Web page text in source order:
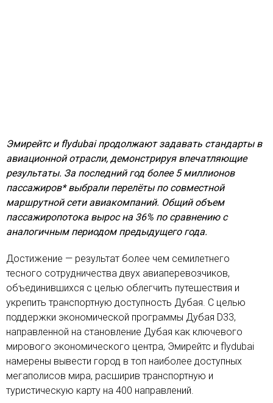
Эмирейтс и flydubai продолжают задавать стандарты в
авиационной отрасли, демонстрируя впечатляющие
результаты. За последний год более 5 миллионов
пассажиров* выбрали перелёты по совместной
маршрутной сети авиакомпаний. Общий объем
пассажиропотока вырос на 36% по сравнению с
аналогичным периодом предыдущего года.
Достижение — результат более чем семилетнего
тесного сотрудничества двух авиаперевозчиков,
объединившихся с целью облегчить путешествия и
укрепить транспортную доступность Дубая. С целью
поддержки экономической программы Дубая D33,
направленной на становление Дубая как ключевого
мирового экономического центра, Эмирейтс и flydubai
намерены вывести город в топ наиболее доступных
мегаполисов мира, расширив транспортную и
туристическую карту на 400 направлений.